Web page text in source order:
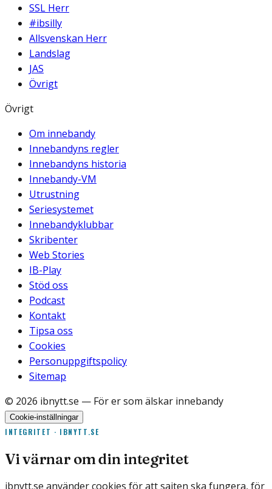
SSL Herr
#ibsilly
Allsvenskan Herr
Landslag
JAS
Övrigt
Övrigt
Om innebandy
Innebandyns regler
Innebandyns historia
Innebandy-VM
Utrustning
Seriesystemet
Innebandyklubbar
Skribenter
Web Stories
IB-Play
Stöd oss
Podcast
Kontakt
Tipsa oss
Cookies
Personuppgiftspolicy
Sitemap
© 2026 ibnytt.se — För er som älskar innebandy
Cookie-inställningar
INTEGRITET · IBNYTT.SE
Vi värnar om din integritet
ibnytt.se använder cookies för att sajten ska fungera, för